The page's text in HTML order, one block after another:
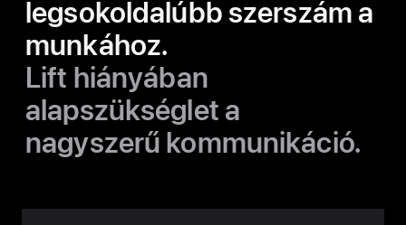
legsokoldalúbb szerszám a
munkához.
Lift hiányában
alapszükséglet a
nagyszerű kommunikáció.